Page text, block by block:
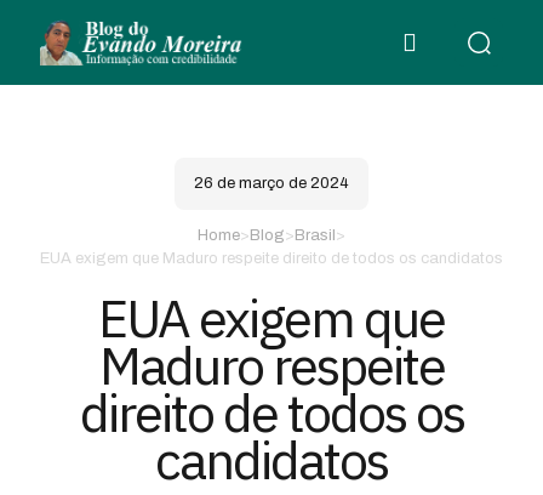
26 de março de 2024
Home> Blog> Brasil >
EUA exigem que Maduro respeite direito de todos os candidatos
EUA exigem que
Maduro respeite
direito de todos os
candidatos